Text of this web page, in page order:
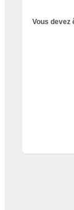
Vous devez